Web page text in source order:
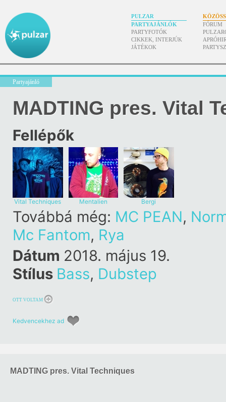
PULZAR
PARTYAJÁNLÓK
PARTYFOTÓK
CIKKEK, INTERJÚK
JÁTÉKOK
FÓRUM
Partyajánló
MADTING pres. Vital
Fellépők
Vital Techniques Mentalien Bergi
Továbbá még: MC PEAN,
Mc Fantom, Rya
Dátum 2018. május 19.
Stílus Bass, Dubstep
OTT VOLTAM
Kedvencekhez ad
MADTING pres. Vital Techniques